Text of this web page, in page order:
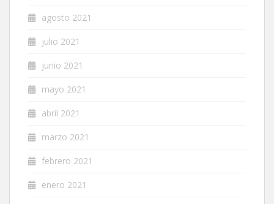
agosto 2021
julio 2021
junio 2021
mayo 2021
abril 2021
marzo 2021
febrero 2021
enero 2021